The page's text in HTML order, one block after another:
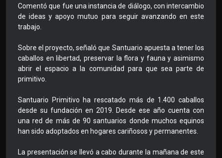
Comentó que fue una instancia de diálogo, con intercambio
de ideas y apoyo mutuo para seguir avanzando en este
trabajo.
Sobre el proyecto, señaló que Santuario apuesta a tener los
caballos en libertad, preservar la flora y fauna y asimismo
abrir el espacio a la comunidad para que sea parte de
primitivo.
Santuario Primitivo ha rescatado más de 1.400 caballos
desde su fundación en 2019. Desde ese año cuenta con
una red de más de 90 santuarios donde muchos equinos
han sido adoptados en hogares cariñosos y permanentes.
La presentación se llevó a cabo durante la mañana de este